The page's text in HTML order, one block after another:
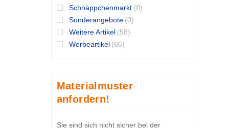
Schnäppchenmarkt (0)
Sonderangebote (0)
Weitere Artikel (58)
Werbeartikel (66)
Materialmuster
anfordern!
Sie sind sich nicht sicher bei der